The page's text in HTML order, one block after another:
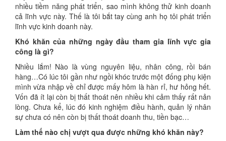
nhiều tiềm năng phát triển, sao mình không thử kinh doanh
cả lĩnh vực này. Thế là tôi bắt tay cùng anh họ tôi phát triển
lĩnh vực kinh doanh này.
Khó khăn của những ngày đầu tham gia lĩnh vực gia
công là gì?
Nhiều lắm! Nào là vùng nguyên liệu, nhân công, rồi bán
hàng…Có lúc tôi gần như ngồi khóc trước một đống phụ kiện
mình vừa nhập về chỉ được mấy hôm là hàn rỉ, hư hỏng hết.
Vốn đã ít lại còn bị thất thoát nên nhiều khi cảm thấy rất nản
lòng. Chưa kể, lúc đó kinh nghiệm điều hành, quản lý nhân
sự chưa có nên còn bị thất thoát doanh thu, tiền bạc…
Làm thế nào chị vượt qua được những khó khăn này?